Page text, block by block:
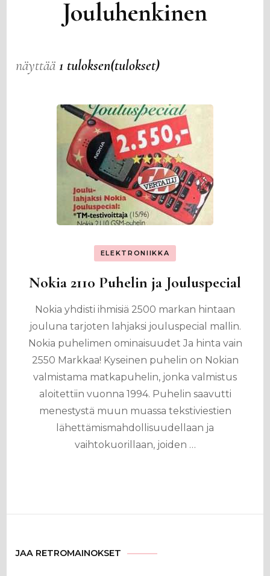
Jouluhenkinen
näyttää1 tuloksen(tulokset)
ELEKTRONIIKKA
Nokia 2110 Puhelin ja Jouluspecial
Nokia yhdisti ihmisiä 2500 markan hintaan
jouluna tarjoten lahjaksi jouluspecial mallin.
Nokia puhelimen ominaisuudet Ja hinta vain
2550 Markkaa! Kyseinen puhelin on Nokian
valmistama matkapuhelin, jonka valmistus
aloitettiin vuonna 1994. Puhelin saavutti
menestystä muun muassa tekstiviestien
lähettämismahdollisuudellaan ja
vaihtokuorillaan, joiden …
JAA RETROMAINOKSET